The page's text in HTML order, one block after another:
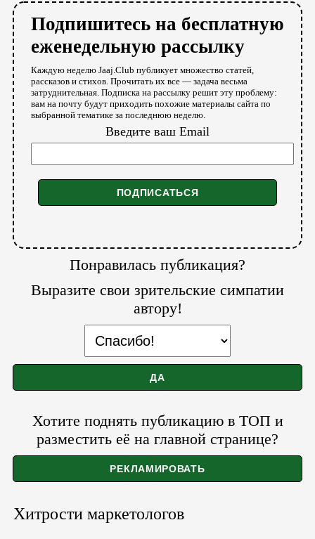
Подпишитесь на бесплатную
еженедельную рассылку
Каждую неделю Jaaj.Club публикует множество статей,
рассказов и стихов. Прочитать их все — задача весьма
затруднительная. Подписка на рассылку решит эту проблему:
вам на почту будут приходить похожие материалы сайта по
выбранной тематике за последнюю неделю.
Введите ваш Email
Понравилась публикация?
Выразите свои зрительские симпатии
автору!
Хотите поднять публикацию в ТОП и
разместить её на главной странице?
Хитрости маркетологов